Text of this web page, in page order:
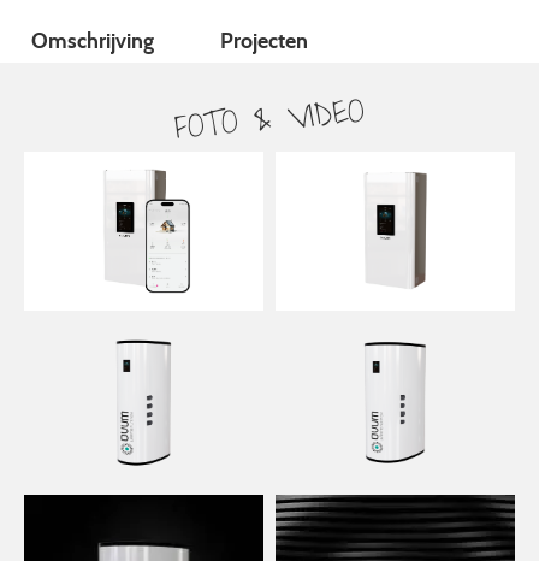
Omschrijving Projecten
FOTO & VIDEO